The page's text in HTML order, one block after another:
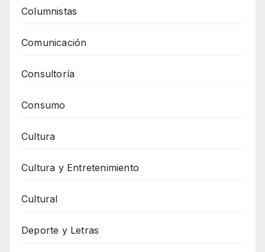
Columnistas
Comunicación
Consultoría
Consumo
Cultura
Cultura y Entretenimiento
Cultural
Deporte y Letras